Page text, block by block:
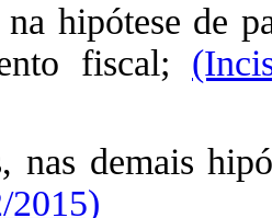
hipótese de
fiscal;
nas demais
2015)